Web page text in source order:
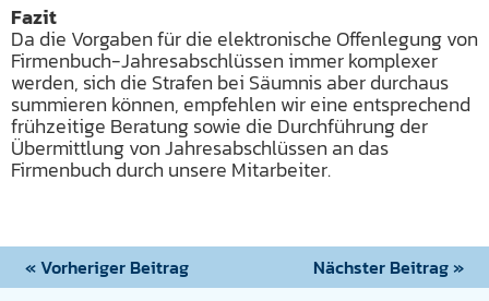
Fazit
Da die Vorgaben für die elektronische Offenlegung von
Firmenbuch-Jahresabschlüssen immer komplexer
werden, sich die Strafen bei Säumnis aber durchaus
summieren können, empfehlen wir eine entsprechend
frühzeitige Beratung sowie die Durchführung der
Übermittlung von Jahresabschlüssen an das
Firmenbuch durch unsere Mitarbeiter.
« Vorheriger Beitrag Nächster Beitrag »